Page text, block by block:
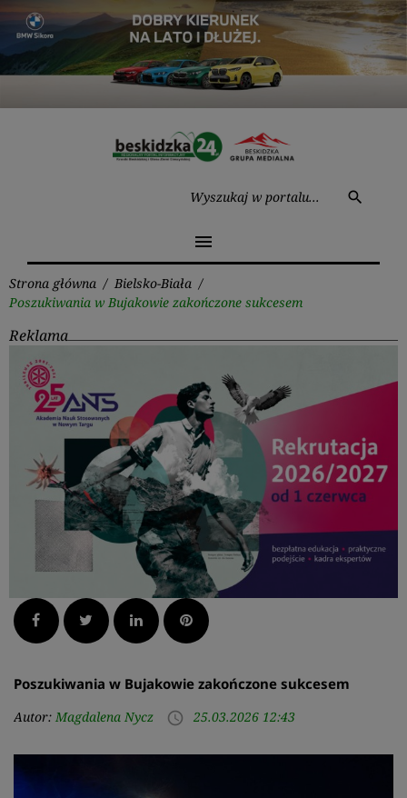
Przejdź
treści
search
menu
Strona główna / Bielsko-Biała /
Poszukiwania w Bujakowie zakończone sukcesem
Reklama
Facebook Twitter LinkedInPinterest
Poszukiwania w Bujakowie zakończone sukcesem
Autor: Magdalena Nycz access_time 25.03.2026 12:43